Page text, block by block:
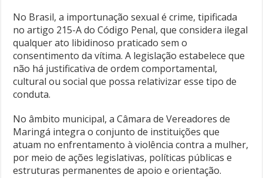
No Brasil, a importunação sexual é crime, tipificada
no artigo 215-A do Código Penal, que considera ilegal
qualquer ato libidinoso praticado sem o
consentimento da vítima. A legislação estabelece que
não há justificativa de ordem comportamental,
cultural ou social que possa relativizar esse tipo de
conduta.
No âmbito municipal, a Câmara de Vereadores de
Maringá integra o conjunto de instituições que
atuam no enfrentamento à violência contra a mulher,
por meio de ações legislativas, políticas públicas e
estruturas permanentes de apoio e orientação.